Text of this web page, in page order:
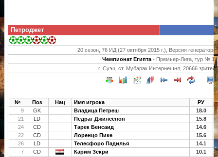
Петроджет
20 сезон, 76 ИД (27 октября 2015 г.), Версия генератора
Чемпионат Египта - Премьер-Лига, тур № 15
г. Суэц, ст. Мубарак Интернешнл, 20666
№ Поз Нац Имя игрока
РУ
9
GK Владица Петреш
18.0
21
LD Педраг Джилсенон
15.8
24
CD Тарек Бенсаид
14.6
22
CD Лоренцо Пике
15.6
26
LD Телесфоро Падилья
14.1
7
CD Карим Зекри
10.1